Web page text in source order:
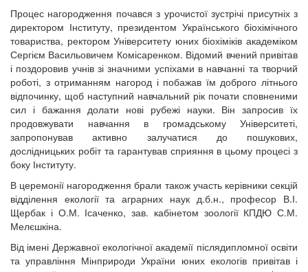
Процес нагородження почався з урочистої зустрічі присутніх з
директором Інституту, президентом Українського біохімічного
товариства, ректором Університету юних біохіміків академіком
Сергієм Васильовичем Комісаренком. Відомий вчений привітав
і поздоровив учнів зі значними успіхами в навчанні та творчий
роботі, з отриманням нагород і побажав їм доброго літнього
відпочинку, щоб наступний навчальний рік почати сповненими
сил і бажання долати нові рубежі науки. Він запросив їх
продовжувати навчання в громадському Університеті,
запропонував активно залучатися до пошукових,
дослідницьких робіт та гарантував сприяння в цьому процесі з
боку Інституту.
В церемонії нагородження брали також участь керівники секцій
відділення екології та аграрних наук д.б.н., професор В.І.
Щербак і О.М. Ісаченко, зав. кабінетом зоології КПДЮ С.М.
Мелєшкіна.
Від імені Державної екологічної академії післядипломної освіти
та управління Мінприроди України юних екологів привітав і